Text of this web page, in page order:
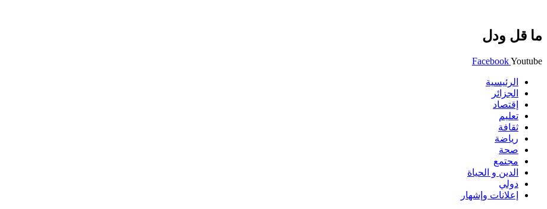
ما قل ودل
FacebookYoutube
الرئيسية
الجزائر
إقتصاد
تعليم
ثقافة
رياضة
صحة
مجتمع
الدين و الحياة
دولي
إعلانات وإشهار